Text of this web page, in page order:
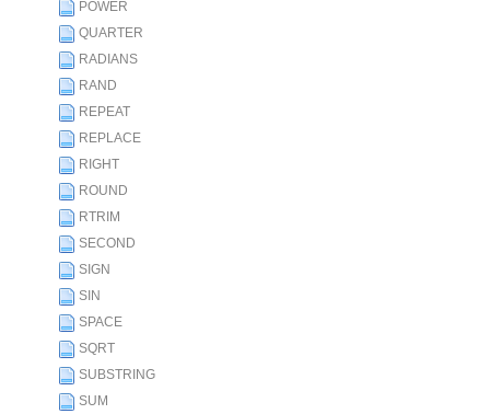
POWER
QUARTER
RADIANS
RAND
REPEAT
REPLACE
RIGHT
ROUND
RTRIM
SECOND
SIGN
SIN
SPACE
SQRT
SUBSTRING
SUM